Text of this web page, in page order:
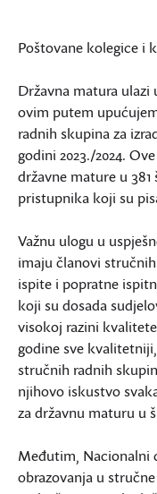
Poštovane kolegice i
Državna matura
ovim putem
radnih skupina za
godini 2023./2024.
državne mature u 381
pristupnika koji su
Važnu ulogu u
imaju članovi
ispite i popratne
koji su dosada
visokoj razini
godine sve
stručnih radnih
njihovo iskustvo
za državnu maturu u
Međutim, Nacionalni
obrazovanja u